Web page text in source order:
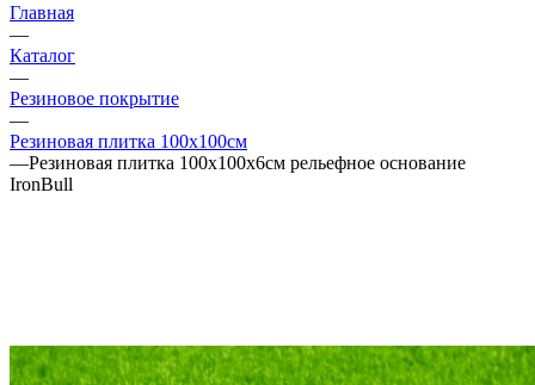
Главная
—
Каталог
—
Резиновое покрытие
—
Резиновая плитка 100х100см
—Резиновая плитка 100х100х6см рельефное основание
IronBull